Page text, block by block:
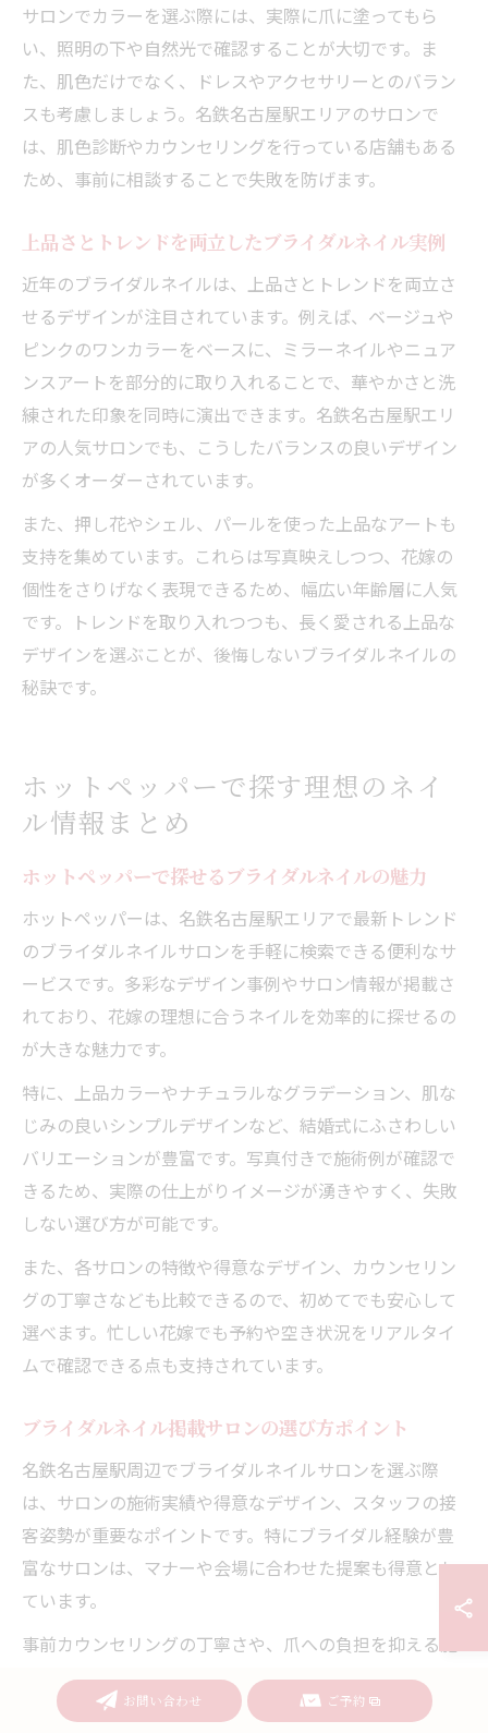
サロンでカラーを選ぶ際には、実際に爪に塗ってもら
い、照明の下や自然光で確認することが大切です。ま
た、肌色だけでなく、ドレスやアクセサリーとのバラン
スも考慮しましょう。名鉄名古屋駅エリアのサロンで
は、肌色診断やカウンセリングを行っている店舗もある
ため、事前に相談することで失敗を防げます。
上品さとトレンドを両立したブライダルネイル実例
近年のブライダルネイルは、上品さとトレンドを両立さ
せるデザインが注目されています。例えば、ベージュや
ピンクのワンカラーをベースに、ミラーネイルやニュア
ンスアートを部分的に取り入れることで、華やかさと洗
練された印象を同時に演出できます。名鉄名古屋駅エリ
アの人気サロンでも、こうしたバランスの良いデザイン
が多くオーダーされています。
また、押し花やシェル、パールを使った上品なアートも
支持を集めています。これらは写真映えしつつ、花嫁の
個性をさりげなく表現できるため、幅広い年齢層に人気
です。トレンドを取り入れつつも、長く愛される上品な
デザインを選ぶことが、後悔しないブライダルネイルの
秘訣です。
ホットペッパーで探す理想のネイ
ル情報まとめ
ホットペッパーで探せるブライダルネイルの魅力
ホットペッパーは、名鉄名古屋駅エリアで最新トレンド
のブライダルネイルサロンを手軽に検索できる便利なサ
ービスです。多彩なデザイン事例やサロン情報が掲載さ
れており、花嫁の理想に合うネイルを効率的に探せるの
が大きな魅力です。
特に、上品カラーやナチュラルなグラデーション、肌な
じみの良いシンプルデザインなど、結婚式にふさわしい
バリエーションが豊富です。写真付きで施術例が確認で
きるため、実際の仕上がりイメージが湧きやすく、失敗
しない選び方が可能です。
また、各サロンの特徴や得意なデザイン、カウンセリン
グの丁寧さなども比較できるので、初めてでも安心して
選べます。忙しい花嫁でも予約や空き状況をリアルタイ
ムで確認できる点も支持されています。
ブライダルネイル掲載サロンの選び方ポイント
名鉄名古屋駅周辺でブライダルネイルサロンを選ぶ際
は、サロンの施術実績や得意なデザイン、スタッフの接
客姿勢が重要なポイントです。特にブライダル経験が豊
富なサロンは、マナーや会場に合わせた提案も得意とし
ています。
事前カウンセリングの丁寧さや、爪への負担を抑える施
術方法を採用しているかも確認しましょう。サロンの公
式ページやホットペッパーで詳細な説明や施術例をチェ
お問い合わせ ご予約